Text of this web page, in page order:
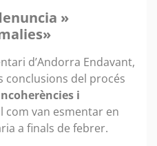
»
d’Andorra Endavant,
conclusions del procés
i
com van esmentar en
a finals de febrer.